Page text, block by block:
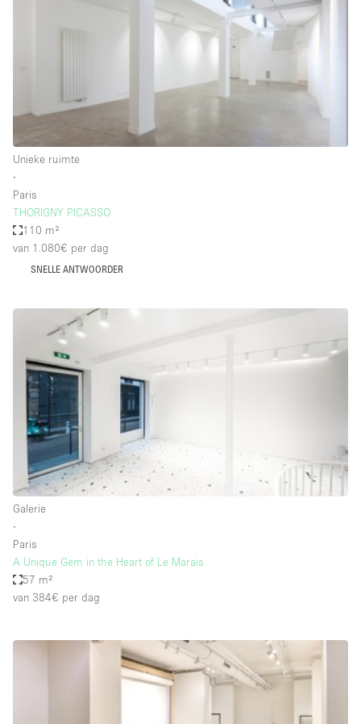
Foto / Filmstudio
Hal
Kantoorruimte
Kraampje / Kiosk / Stalletje
Kraampje / Marktkraam
Markt / Festival
Ontvangsthal
Overige
Restaurant / Bar / Café
Salon
Unieke ruimte
Vergaderruimte
Winkelruimte in winkelcentrum
Kenmerken ruimte
Airconditioning
Unieke ruimte
∙
Paris
THORIGNY PICASSO
110 m²
van 1.080€ per dag
SNELLE ANTWOORDER
Galerie
∙
Paris
A Unique Gem in the Heart of Le Marais
57 m²
van 384€ per dag